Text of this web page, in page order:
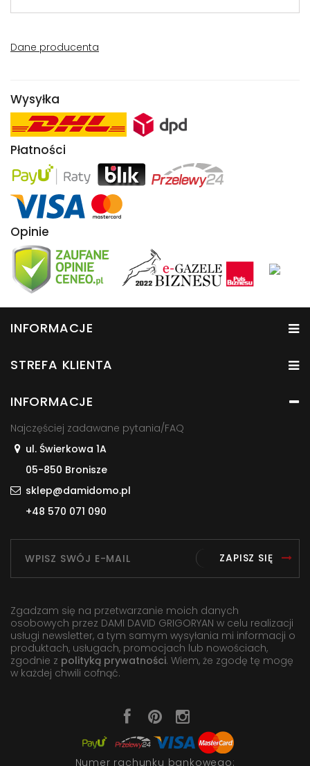
Dane producenta
Wysyłka
Płatności
Opinie
INFORMACJE
STREFA KLIENTA
INFORMACJE
Najczęściej zadawane pytania/FAQ
ul. Świerkowa 1A
05-850 Bronisze
sklep@damidomo.pl
+48 570 071 090
ZAPISZ SIĘ
Zgadzam się na przetwarzanie moich danych
osobowych przez DAMI DAVID GRIGORYAN w celu realizacji
usługi newsletter, a tym samym wysyłania mi informacji o
produktach, usługach, promocjach lub nowościach,
zgodnie z polityką prywatności. Wiem, że zgodę tę mogę
w każdej chwili cofnąć.
Numer rachunku bankowego: